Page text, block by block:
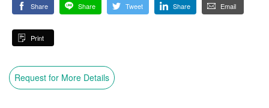
Share Share Tweet Share Email
Print
Request for More Details